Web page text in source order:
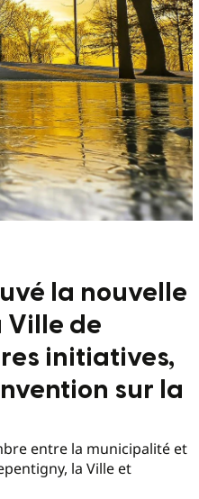
la nouvelle
Ville de
initiatives,
sur la
entre la municipalité et
la Ville et